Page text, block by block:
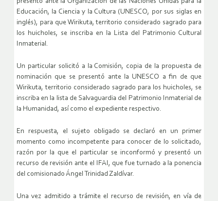
Educación, la Ciencia y la Cultura (UNESCO, por sus siglas en
inglés), para que Wirikuta, territorio considerado sagrado para
los huicholes, se inscriba en la Lista del Patrimonio Cultural
Inmaterial.
Un particular solicitó a la Comisión, copia de la propuesta de
nominación que se presentó ante la UNESCO a fin de que
Wirikuta, territorio considerado sagrado para los huicholes, se
inscriba en la lista de Salvaguardia del Patrimonio Inmaterial de
la Humanidad, así como el expediente respectivo.
En respuesta, el sujeto obligado se declaró en un primer
momento como incompetente para conocer de lo solicitado,
razón por la que el particular se inconformó y presentó un
recurso de revisión ante el IFAI, que fue turnado a la ponencia
del comisionado Ángel Trinidad Zaldívar.
Una vez admitido a trámite el recurso de revisión, en vía de